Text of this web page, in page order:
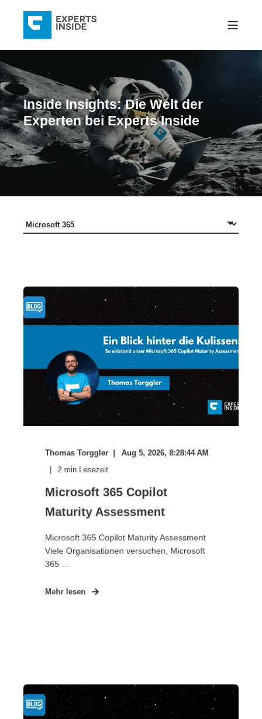
Inside Insights: Die Welt der
Experten bei Experts Inside
Thomas Torggler
Aug 5, 2026, 8:28:44 AM
2 min Lesezeit
Microsoft 365 Copilot
Maturity Assessment
Microsoft 365 Copilot Maturity Assessment
Viele Organisationen versuchen, Microsoft
365 ...
Mehr lesen